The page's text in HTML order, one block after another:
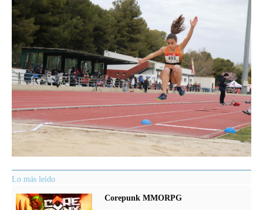
Lo más leído
Corepunk MMORPG